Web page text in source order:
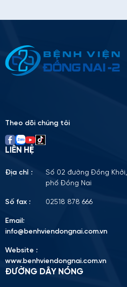
Please
Theo dõi chúng tôi
LIÊN HỆ
Địa chỉ :
Số 02 đường Đồng
phố Đồng Nai
Số fax : 02518 878 666
Email:
info@benhviendongnai.com.vn
Website :
www.benhviendongnai.com.vn
ĐƯỜNG DÂY NÓNG